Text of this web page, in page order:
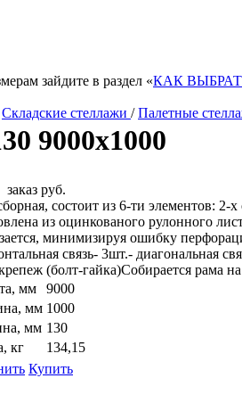
зайдите в раздел «КАК
Складские стеллажи /Палетные
9000х1000
заказ руб.
состоит из 6-ти элементов: 2-
из оцинкованого рулонного
минимизируя ошибку
связь- 3шт.- диагональная
(болт-гайка)Собирается рама на
мм
9000
мм 1000
мм 130
кг
134,15
Купить